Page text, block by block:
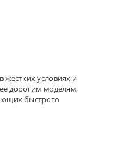
жестких условиях и
дорогим моделям,
быстрого